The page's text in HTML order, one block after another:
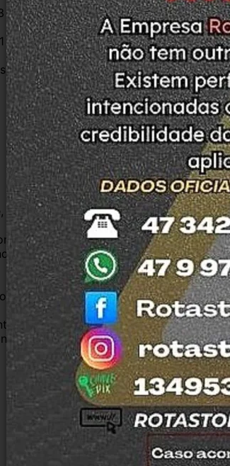
1.4 8v
Esquerda
empresa credenciada no detran do
total credibilidade e confiança, todos
nossas peças são todas usadas,
compra.
caso o cliente prefira retirar na
com a equipe Rotasul e tiramos
Garantia